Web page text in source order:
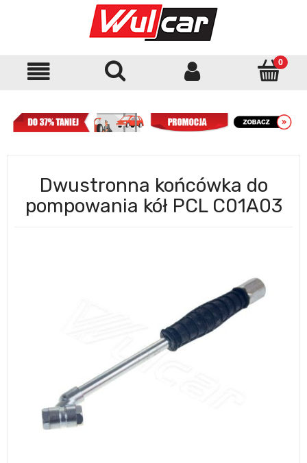
Dwustronna końcówka do
pompowania kół PCL C01A03